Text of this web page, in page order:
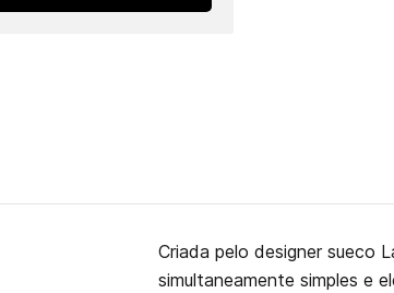
Criada pelo designer sueco
simultaneamente simples e